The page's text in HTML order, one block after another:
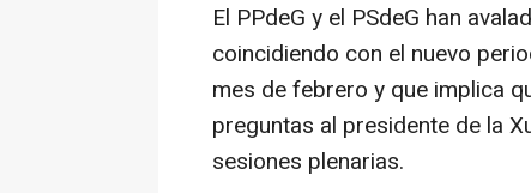
El PPdeG y el PSdeG han
coincidiendo con el nuevo
mes de febrero y que implica
preguntas al presidente de la
sesiones plenarias.